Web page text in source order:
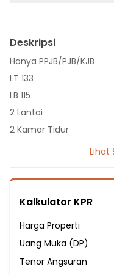
Deskripsi
Hanya PPJB/PJB/KJB
LT 133
LB 115
2 Lantai
2 Kamar Tidur
1 Kamar Pembantu
Listrik 2200 VA
Sumber Air PDAM
Fasilitas Sekitar Hunian:
8 menit ke SMP Attaqwa
8 menit ke SD Negeri
Lihat
Kalkulator KPR
Harga Properti
Uang Muka (DP)
Tenor Angsuran